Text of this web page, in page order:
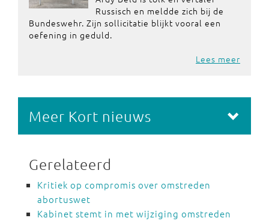
Russisch en meldde zich bij de
Bundeswehr. Zijn sollicitatie blijkt vooral een
oefening in geduld.
Lees meer
Meer Kort nieuws
Gerelateerd
Kritiek op compromis over omstreden
abortuswet
Kabinet stemt in met wijziging omstreden